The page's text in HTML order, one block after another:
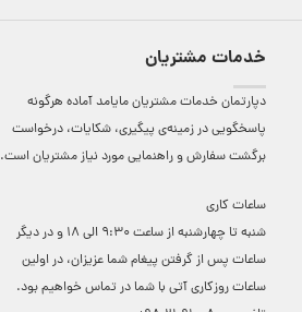
خدمات مشتریان
دپارتمان خدمات مشتریان مایامد آماده هرگونه
پاسخگویی در زمینه‌ی پیگیری، شکایات، درخواست
برگشت سفارش و راهنمایی مورد نیاز مشتریان است.
ساعات کاری
شنبه تا چهارشنبه از ساعت 9:30 الی 18 و در دیگر
ساعات ‌پس از گرفتن پیغام شما عزیزان، در اولین
ساعات روزکاری آتی با شما در تماس خواهیم بود.